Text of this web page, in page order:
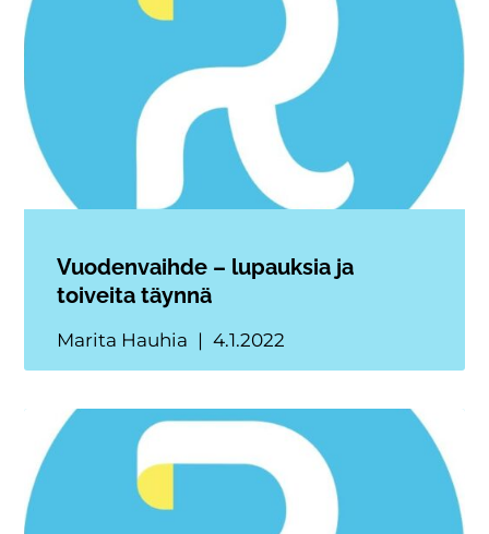
Vuodenvaihde – lupauksia ja
toiveita täynnä
Marita Hauhia 4.1.2022